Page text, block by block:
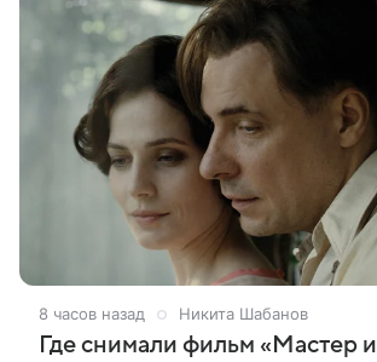
8 часов назад Никита Шабанов
Где снимали фильм «Мастер и